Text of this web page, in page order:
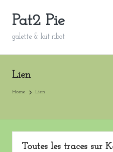
SkipPat2 Pie
galette & lait ribot
Lien
Home Lien
Toutes les traces sur